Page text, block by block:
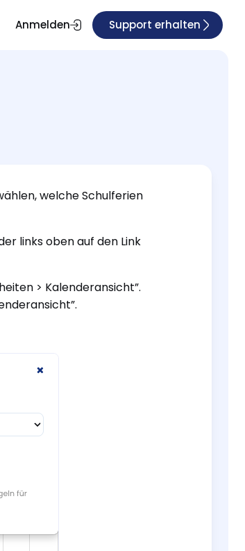
Anmelden Support erhalten
welche Schulferien
links oben auf den Link
> Kalenderansicht”.